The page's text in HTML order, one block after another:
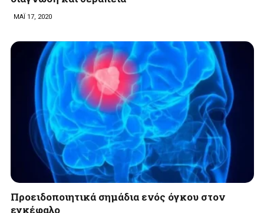
ΜΑΪ 17, 2020
Προειδοποιητικά σημάδια ενός όγκου στον
εγκέφαλο